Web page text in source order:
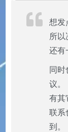
想发
所以
还有
同时
议。
有其
联系
到。